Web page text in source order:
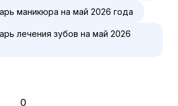
маникюра на май 2026 года
лечения зубов на май 2026
0